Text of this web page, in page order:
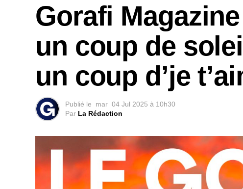
Gorafi
un coup de
un coup d’je
Publié le mar 04 Jul 2025 à 10h30
Par La Rédaction